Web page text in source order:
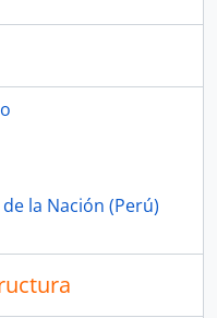
CAJA 04
POLI VALDIVIA
la Nación (Perú)